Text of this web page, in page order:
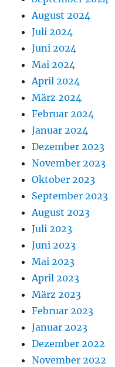
August 2024
Juli 2024
Juni 2024
Mai 2024
April 2024
März 2024
Februar 2024
Januar 2024
Dezember 2023
November 2023
Oktober 2023
September 2023
August 2023
Juli 2023
Juni 2023
Mai 2023
April 2023
März 2023
Februar 2023
Januar 2023
Dezember 2022
November 2022